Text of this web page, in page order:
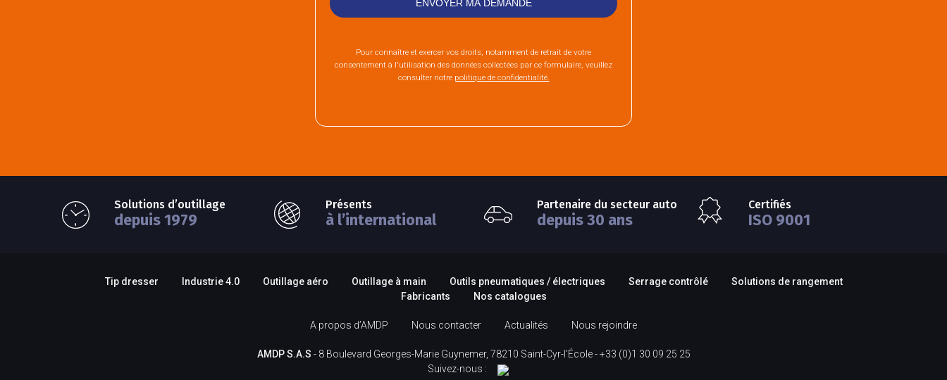
Pour connaître et exercer vos droits, notamment de retrait de votre
consentement à l'utilisation des données collectées par ce formulaire, veuillez
consulter notre politique de confidentialité.
Solutions d’outillage
depuis 1979
Présents
à l’international
Partenaire du secteur auto
depuis 30 ans
Certifiés
ISO 9001
Tip dresser Industrie 4.0 Outillage aéro Outillage à main Outils pneumatiques / électriques Serrage contrôlé
Solutions de rangement
Fabricants
Nos catalogues
A propos d’AMDP Nous contacter Actualités Nous rejoindre
AMDP S.A.S - 8 Boulevard Georges-Marie Guynemer, 78210 Saint-Cyr-l'École -+33 (0)1 30 09 25 25
Suivez-nous :